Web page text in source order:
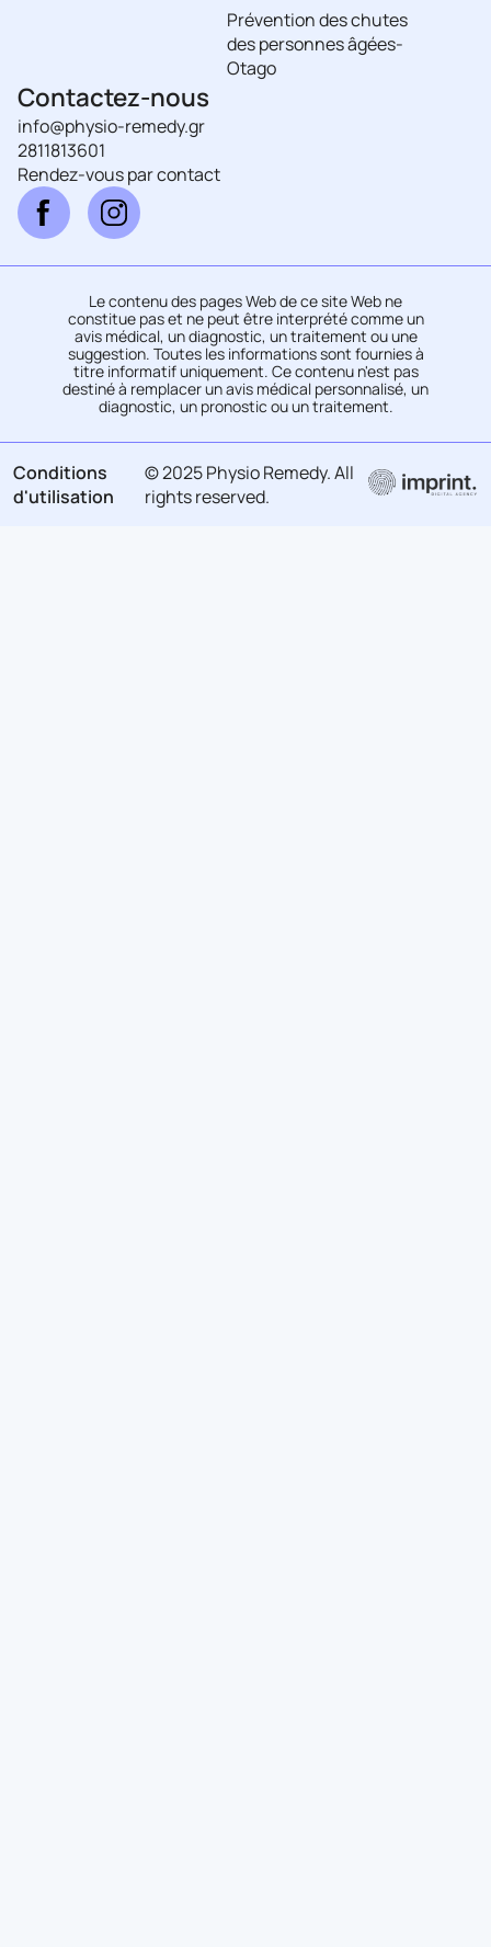
Prévention des chutes
des personnes âgées-
Otago
Contactez-nous
info@physio-remedy.gr
2811813601
Rendez-vous par contact
Le contenu des pages Web de ce site Web ne
constitue pas et ne peut être interprété comme un
avis médical, un diagnostic, un traitement ou une
suggestion. Toutes les informations sont fournies à
titre informatif uniquement. Ce contenu n'est pas
destiné à remplacer un avis médical personnalisé, un
diagnostic, un pronostic ou un traitement.
Conditions
d'utilisation
© 2025 Physio Remedy. All
rights reserved.